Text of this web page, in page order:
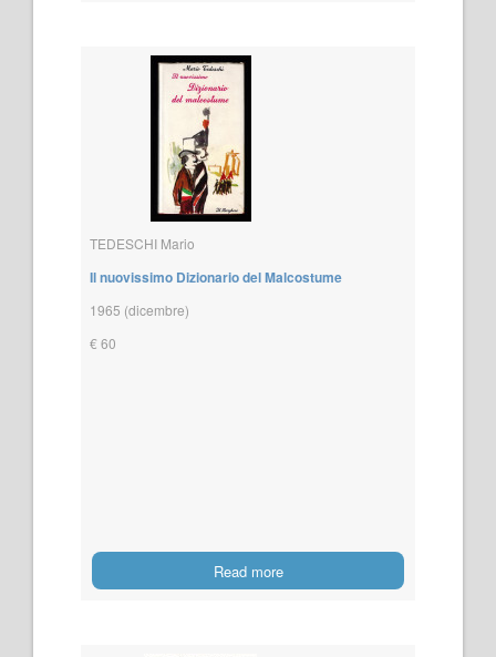
TEDESCHI Mario
Il nuovissimo Dizionario del Malcostume
1965 (dicembre)
€ 60
Read more